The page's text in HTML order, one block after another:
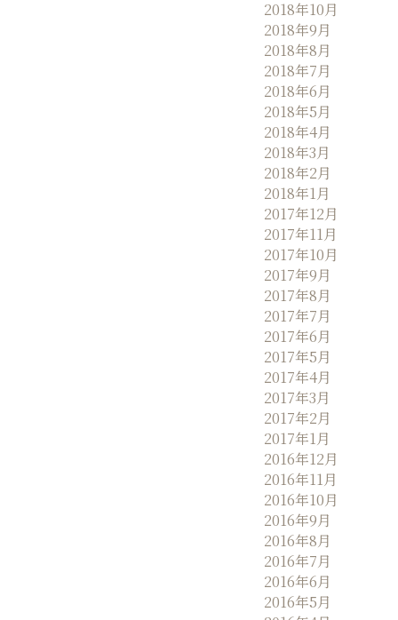
2018年10月
2018年9月
2018年8月
2018年7月
2018年6月
2018年5月
2018年4月
2018年3月
2018年2月
2018年1月
2017年12月
2017年11月
2017年10月
2017年9月
2017年8月
2017年7月
2017年6月
2017年5月
2017年4月
2017年3月
2017年2月
2017年1月
2016年12月
2016年11月
2016年10月
2016年9月
2016年8月
2016年7月
2016年6月
2016年5月